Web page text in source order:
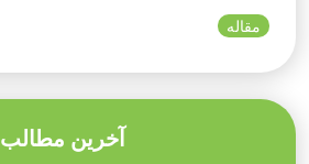
مقاله
آخرین مطالب